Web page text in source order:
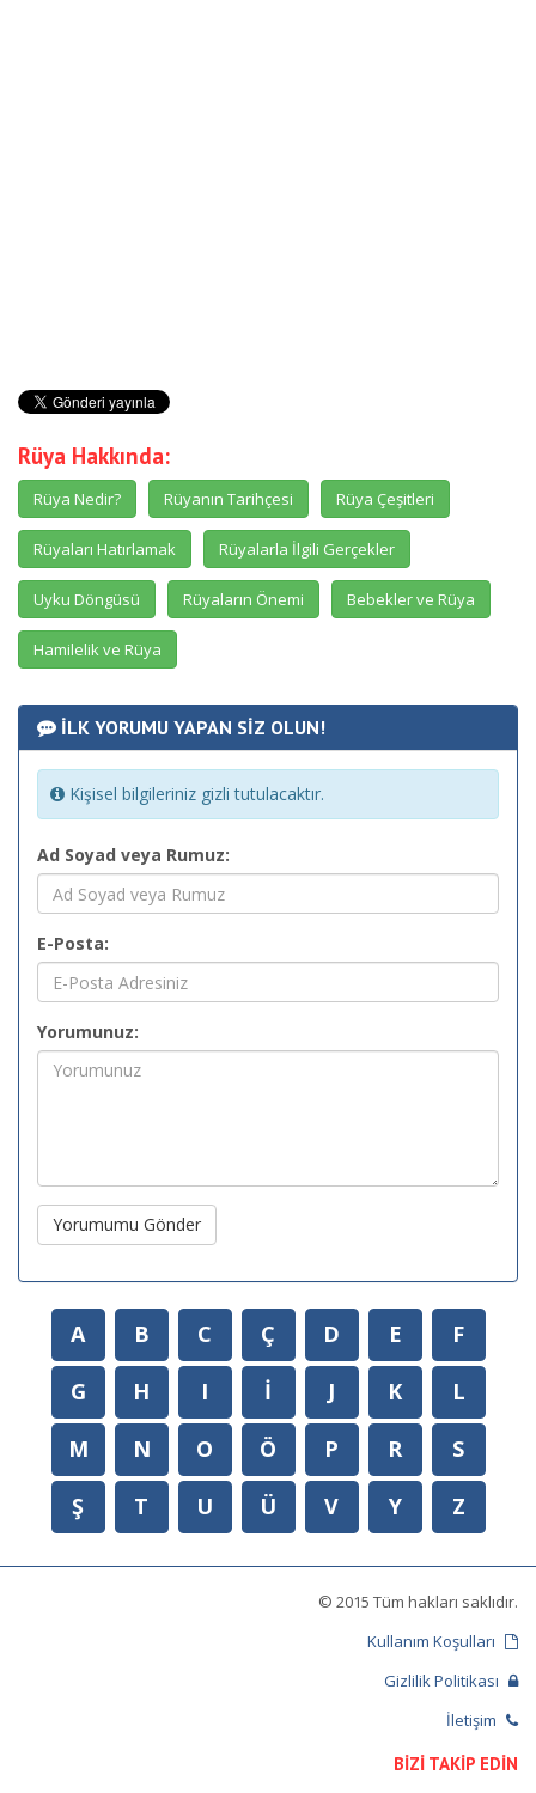
Rüya Hakkında:
Rüya Nedir? Rüyanın Tarihçesi Rüya Çeşitleri
Rüyaları Hatırlamak Rüyalarla İlgili Gerçekler
Uyku Döngüsü Rüyaların Önemi Bebekler ve Rüya
Hamilelik ve Rüya
İLK YORUMU YAPAN SİZ OLUN!
Kişisel bilgileriniz gizli tutulacaktır.
Ad Soyad veya Rumuz:
E-Posta:
Yorumunuz:
Yorumumu Gönder
A B C Ç D E
F
G
H I İ J K
L
M
N O Ö P R
S
Ş
T U Ü V Y Z
© 2015 Tüm hakları saklıdır.
Kullanım Koşulları
Gizlilik Politikası
İletişim
BİZİ TAKİP EDİN